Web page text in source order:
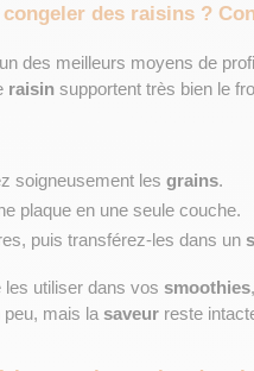
congeler des raisins ?
des meilleurs moyens de
raisin supportent très bien le
soigneusement les grains.
plaque en une seule couche.
puis transférez-les dans un
utiliser dans vos smoothies
peu, mais la saveur reste